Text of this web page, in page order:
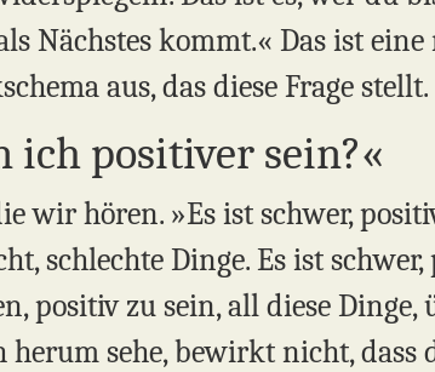
Nächstes kommt.« Das ist
aus, das diese Frage stellt.
ich positiver sein?«
wir hören. »Es ist schwer,
schlechte Dinge. Es ist
positiv zu sein, all diese Dinge,
sehe, bewirkt nicht, dass